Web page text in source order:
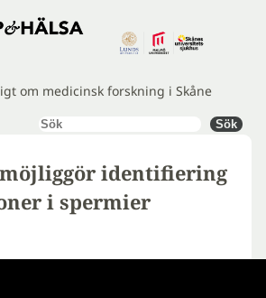
om medicinsk forskning i Skåne
Sök Sök
identifiering
i spermier